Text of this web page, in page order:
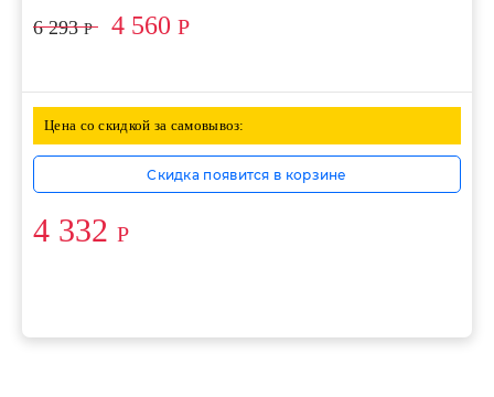
6 293Р 4 560 Р
Цена со скидкой за самовывоз:
Скидка появится в корзине
4 332 Р